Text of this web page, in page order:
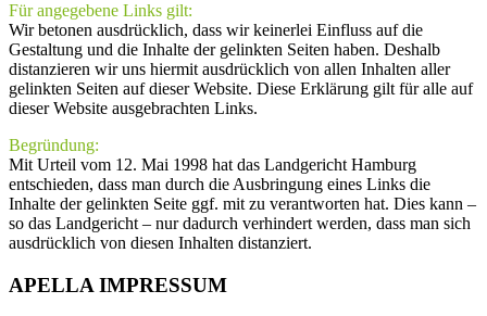
Für angegebene Links gilt:
Wir betonen ausdrücklich, dass wir keinerlei Einfluss auf die
Gestaltung und die Inhalte der gelinkten Seiten haben. Deshalb
distanzieren wir uns hiermit ausdrücklich von allen Inhalten aller
gelinkten Seiten auf dieser Website. Diese Erklärung gilt für alle auf
dieser Website ausgebrachten Links.
Begründung:
Mit Urteil vom 12. Mai 1998 hat das Landgericht Hamburg
entschieden, dass man durch die Ausbringung eines Links die
Inhalte der gelinkten Seite ggf. mit zu verantworten hat. Dies kann –
so das Landgericht – nur dadurch verhindert werden, dass man sich
ausdrücklich von diesen Inhalten distanziert.
APELLA IMPRESSUM